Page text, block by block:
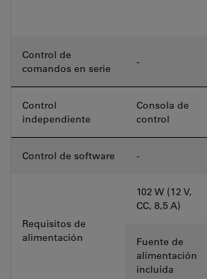
Control de
comandos en serie
-
Control
independiente
Consola de
control
Control de software -
Requisitos de
alimentación
102 W (12 V,
CC, 8,5 A)
Fuente de
alimentación
incluida